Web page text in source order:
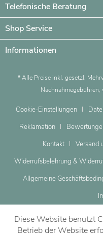
Telefonische Beratung
Shop Service
Informationen
* Alle Preise inkl. gesetzl.
Cookie-Einstellungen
Reklamation
Kontakt
Versand
Widerrufsbelehrung &
Allgemeine
Diese Website benutzt
Betrieb der Website